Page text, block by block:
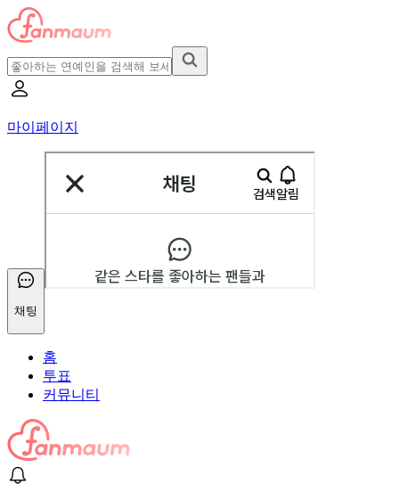
마이페이지
채팅
홈
투표
커뮤니티